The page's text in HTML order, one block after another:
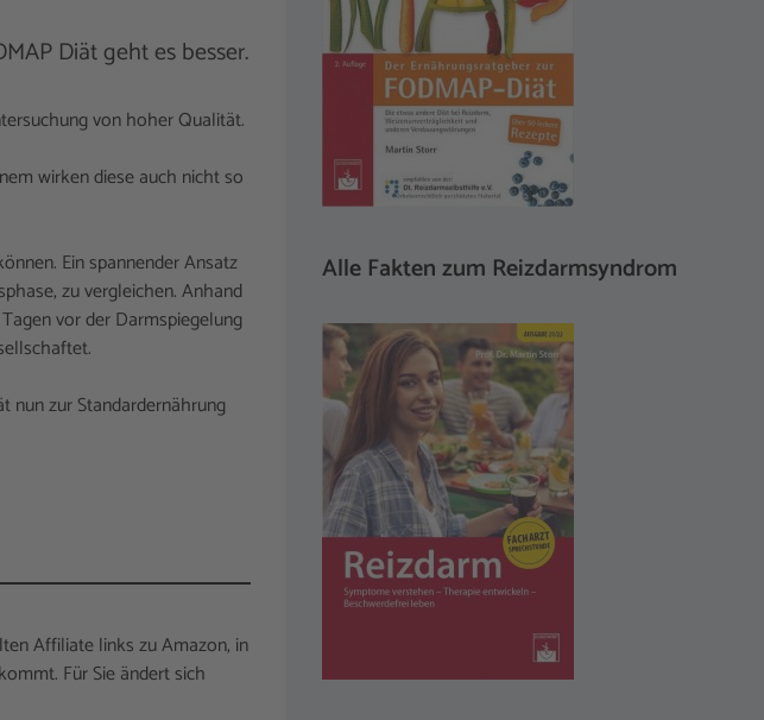
Diät geht es besser.
von hoher Qualität.
wirken diese auch nicht so
Ein spannender Ansatz
zu vergleichen. Anhand
vor der Darmspiegelung
nun zur Standardernährung
Affiliate links zu Amazon, in
Für Sie ändert sich
Alle Fakten zum Reizdarmsyndrom